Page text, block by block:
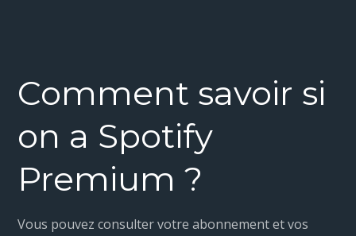
Comment savoir si
on a Spotify
Premium ?
Vous pouvez consulter votre abonnement et vos